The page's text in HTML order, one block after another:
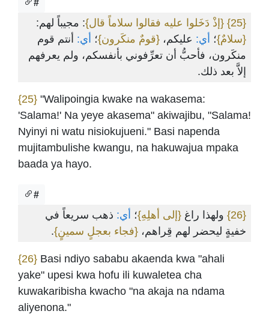
#
{25} {إذْ دَخَلوا عليه فقالوا سلاماً قال}: مجيباً لهم:
{سلامٌ}؛ أي: عليكم، {قومٌ منكَرون}؛ أي: أنتم قوم
منكَرون، فأحبُّ أن تعرِّفوني بأنفسكم، ولم يعرفهم
إلاَّ بعد ذلك.
{25} "Walipoingia kwake na wakasema:
'Salama!' Na yeye akasema" akiwajibu, "Salama!
Nyinyi ni watu nisiokujueni." Basi napenda
mujitambulishe kwangu, na hakuwajua mpaka
baada ya hayo.
#
{26} ولهذا راغ {إلى أهلِهِ}؛ أي: ذهب سريعاً في
خفيةٍ ليحضر لهم قِراهم، {فجاء بعجلٍ سمينٍ}.
{26} Basi ndiyo sababu akaenda kwa "ahali
yake" upesi kwa hofu ili kuwaletea cha
kuwakaribisha kwacho "na akaja na ndama
aliyenona."